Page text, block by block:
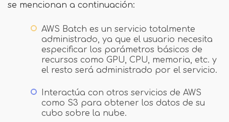
se mencionan a continuación:
AWS Batch es un servicio totalmente
administrado, ya que el usuario necesita
especificar los parámetros básicos de
recursos como GPU, CPU, memoria, etc. y
el resto será administrado por el servicio.
Interactúa con otros servicios de AWS
como S3 para obtener los datos de su
cubo sobre la nube.